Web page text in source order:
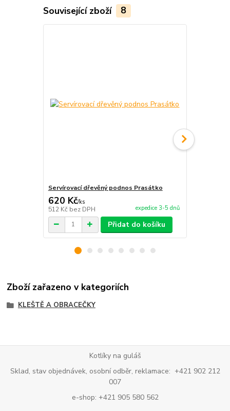
Související zboží 8
Servírovací dřevěný podnos Prasátko
620 Kč/ks
512 Kč bez DPH expedice 3-5 dnů
Přidat do košíku
Zboží zařazeno v kategoriích
KLEŠTĚ A OBRACEČKY
Kotlíky na guláš
Sklad, stav objednávek, osobní odběr, reklamace: +421 902 212
007
e-shop: +421 905 580 562